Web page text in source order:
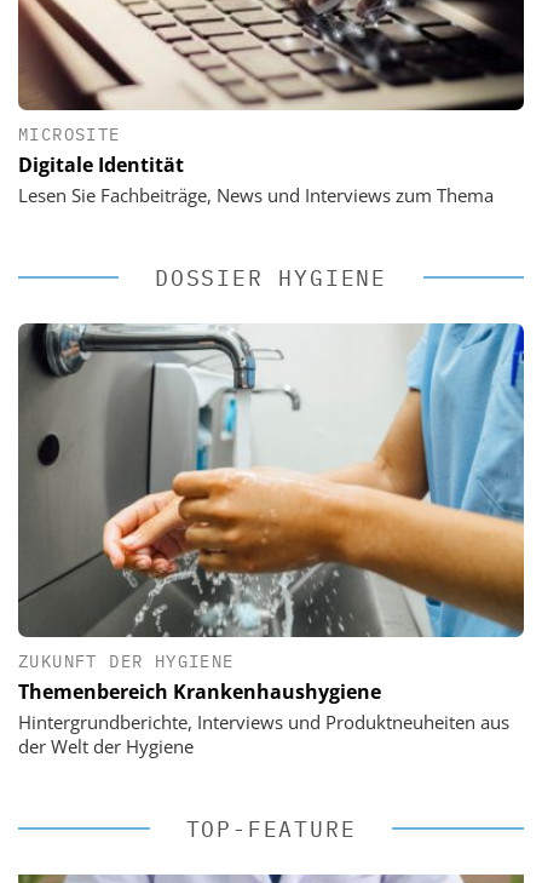
MICROSITE
Digitale Identität
Lesen Sie Fachbeiträge, News und Interviews zum Thema
DOSSIER HYGIENE
ZUKUNFT DER HYGIENE
Themenbereich Krankenhaushygiene
Hintergrundberichte, Interviews und Produktneuheiten aus
der Welt der Hygiene
TOP-FEATURE